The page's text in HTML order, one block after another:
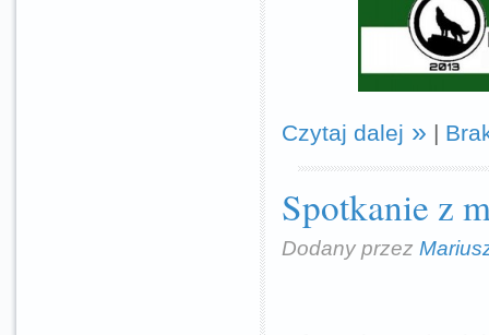
Czytaj dalej |
Spotkanie z
Dodany przez